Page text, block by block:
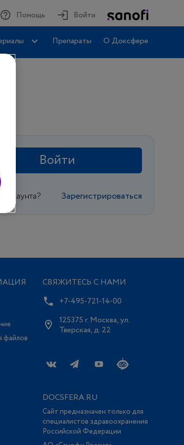
Помощь Войти
Препараты О Доксфере
Войти
Зарегистрироваться
файлов
СВЯЖИТЕСЬ С НАМИ
+7-495-721-14-00
125375 г. Москва, ул.
Тверская, д. 22
DOCSFERA.RU
Сайт предназначен только для
специалистов здравоохранения
Российской Федерации